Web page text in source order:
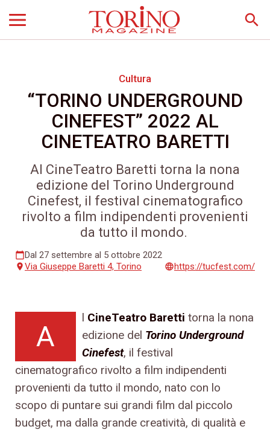
search
Cultura
“TORINO UNDERGROUND
CINEFEST” 2022 AL
CINETEATRO BARETTI
Al CineTeatro Baretti torna la nona
edizione del Torino Underground
Cinefest, il festival cinematografico
rivolto a film indipendenti provenienti
da tutto il mondo.
calendar_todayDal 27 settembre al 5 ottobre 2022
placeVia Giuseppe Baretti 4, Torino languagehttps://tucfest.com/
A
l CineTeatro Baretti torna la nona
edizione del Torino Underground
Cinefest, il festival
cinematografico rivolto a film indipendenti
provenienti da tutto il mondo, nato con lo
scopo di puntare sui grandi film dal piccolo
budget, ma dalla grande creatività, di qualità e